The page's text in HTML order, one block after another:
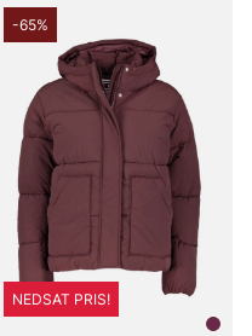
-65%
NEDSAT PRIS!